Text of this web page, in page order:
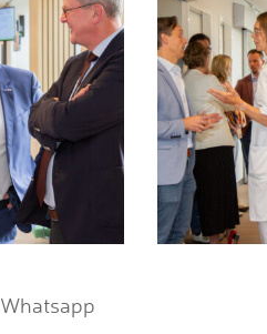
Whatsapp